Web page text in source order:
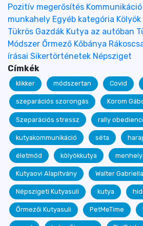
Pozitív megerősítés Kommunikáció
munkahely Egyéb kategória
Tükrös Gazdák Kutya az autóban
Módszer Őrmező Kőbánya
írásai Sikertörténetek Népsziget
Címkék
klikker módszertan Covid
szeparációs szorongás Korom
Szeparációs stressz rally
kutyakommunikáció séta
életmód kölyökkutya
Kutyaovi Alapítvány Walter Gabriella
Népszigeti Kutyasuli kutya
Őrmezői Kutyasuli PetMeTime